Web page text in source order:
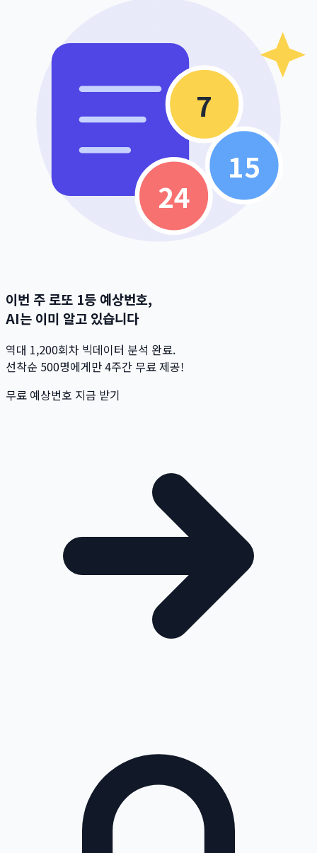
7
15
24
이번 주 로또 1등 예상번호,
AI는 이미 알고 있습니다
역대 1,200회차 빅데이터 분석 완료.
선착순 500명에게만 4주간 무료 제공!
무료 예상번호 지금 받기